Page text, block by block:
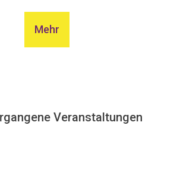
Mehr
Veranstaltungen